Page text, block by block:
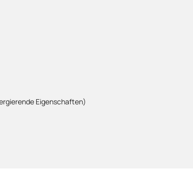
Eigenschaften)